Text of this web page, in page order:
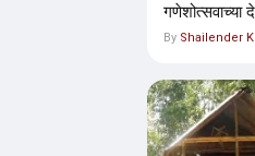
गणेशोत्सवाच्या
By Shailender